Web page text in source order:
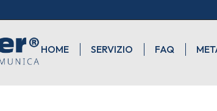
HOME SERVIZIO FAQ